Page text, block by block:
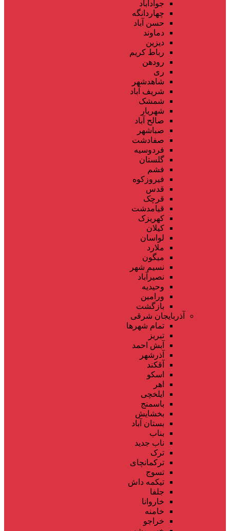
جوادآباد
چهاردانگه
حسن آباد
دماوند
دیزین
رباط کریم
رودهن
ری
شاهدشهر
شریف آباد
شمشک
شهریار
صالح آباد
صباشهر
صفادشت
فردوسیه
گلستان
فشم
فیروزکوه
قدس
قرچک
قیامدشت
کهریزک
کیلان
لواسان
ملارد
میگون
نسیم شهر
نصیرآباد
وحیدیه
ورامین
بازگشت
آذربایجان شرقی
تمام شهر‌ها
تبریز
آبش احمد
آذرشهر
آقکند
اسکو
اهر
ایلخچی
باسمنج
بخشایش
بستان آباد
بناب
ناب جدید
ترک
ترکمانچای
تسوج
تیکمه داش
جلفا
خاروانا
خامنه
خراجو